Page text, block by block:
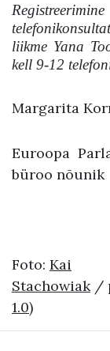
liikme Yana
kell 9-12
Margarita
Euroopa
büroo nõunik
Foto: Kai
Stachowiak/
1.0)